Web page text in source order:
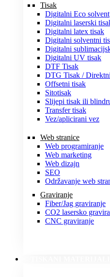
Tisak
Digitalni Eco solvent
Digitalni laserski
Digitalni latex tisak
Digitalni solventni
Digitalni
Digitalni UV tisak
DTF Tisak
DTG Tisak /
Offsetni tisak
Sitotisak
Slijepi tisak ili
Transfer tisak
Vez/aplicirani vez
Web stranice
Web programiranje
Web marketing
Web dizajn
SEO
Održavanje web
Graviranje
Fiber/Jag graviranje
CO2 lasersko
CNC graviranje